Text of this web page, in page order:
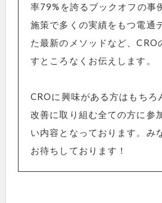
率79%を誇るブックオフの事
施策で多くの実績をもつ電通
た最新のメソッドなど、CRO
すところなくお伝えします。
CROに興味がある方はもちろ
改善に取り組む全ての方に参
い内容となっております。み
お待ちしております！